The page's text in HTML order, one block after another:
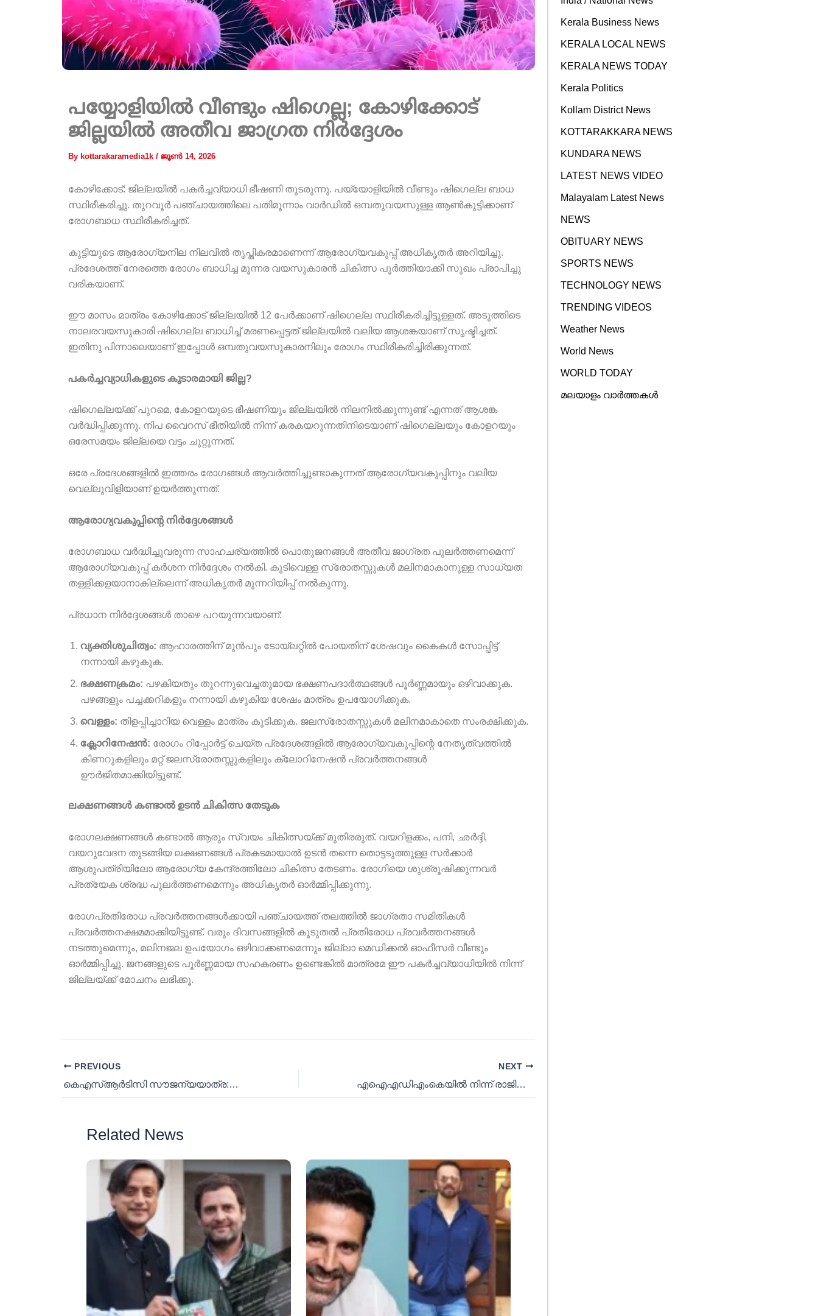
പയ്യോളിയിൽ വീണ്ടും ഷിഗെല്ല; കോഴിക്കോട്
ജില്ലയിൽ അതീവ ജാഗ്രത നിർദ്ദേശം
By kottarakaramedia1k / ജൂൺ 14, 2026
കോഴിക്കോട്: ജില്ലയിൽ പകർച്ചവ്യാധി ഭീഷണി തുടരുന്നു. പയ്യോളിയിൽ വീണ്ടും ഷിഗെല്ല ബാധ
സ്ഥിരീകരിച്ചു. തുറവൂർ പഞ്ചായത്തിലെ പതിമൂന്നാം വാർഡിൽ ഒമ്പതുവയസുള്ള ആൺകുട്ടിക്കാണ്
രോഗബാധ സ്ഥിരീകരിച്ചത്.
കുട്ടിയുടെ ആരോഗ്യനില നിലവിൽ തൃപ്തികരമാണെന്ന് ആരോഗ്യവകുപ്പ് അധികൃതർ അറിയിച്ചു.
പ്രദേശത്ത് നേരത്തെ രോഗം ബാധിച്ച മൂന്നര വയസുകാരൻ ചികിത്സ പൂർത്തിയാക്കി സുഖം പ്രാപിച്ചു
വരികയാണ്.
ഈ മാസം മാത്രം കോഴിക്കോട് ജില്ലയിൽ 12 പേർക്കാണ് ഷിഗെല്ല സ്ഥിരീകരിച്ചിട്ടുള്ളത്. അടുത്തിടെ
നാലരവയസുകാരി ഷിഗെല്ല ബാധിച്ച് മരണപ്പെട്ടത് ജില്ലയിൽ വലിയ ആശങ്കയാണ് സൃഷ്ടിച്ചത്.
ഇതിനു പിന്നാലെയാണ് ഇപ്പോൾ ഒമ്പതുവയസുകാരനിലും രോഗം സ്ഥിരീകരിച്ചിരിക്കുന്നത്.
പകർച്ചവ്യാധികളുടെ കൂടാരമായി ജില്ല?
ഷിഗെല്ലയ്‌ക്ക് പുറമെ, കോളറയുടെ ഭീഷണിയും ജില്ലയിൽ നിലനിൽക്കുന്നുണ്ട് എന്നത് ആശങ്ക
വർദ്ധിപ്പിക്കുന്നു. നിപ വൈറസ് ഭീതിയിൽ നിന്ന് കരകയറുന്നതിനിടെയാണ് ഷിഗെല്ലയും കോളറയും
ഒരേസമയം ജില്ലയെ വട്ടം ചുറ്റുന്നത്.
ഒരേ പ്രദേശങ്ങളിൽ ഇത്തരം രോഗങ്ങൾ ആവർത്തിച്ചുണ്ടാകുന്നത് ആരോഗ്യവകുപ്പിനും വലിയ
വെല്ലുവിളിയാണ് ഉയർത്തുന്നത്.
ആരോഗ്യവകുപ്പിന്റെ നിർദ്ദേശങ്ങൾ
രോഗബാധ വർദ്ധിച്ചുവരുന്ന സാഹചര്യത്തിൽ പൊതുജനങ്ങൾ അതീവ ജാഗ്രത പുലർത്തണമെന്ന്
ആരോഗ്യവകുപ്പ് കർശന നിർദ്ദേശം നൽകി. കുടിവെള്ള സ്രോതസ്സുകൾ മലിനമാകാനുള്ള സാധ്യത
തള്ളിക്കളയാനാകില്ലെന്ന് അധികൃതർ മുന്നറിയിപ്പ് നൽകുന്നു.
പ്രധാന നിർദ്ദേശങ്ങൾ താഴെ പറയുന്നവയാണ്:
വ്യക്തിശുചിത്വം: ആഹാരത്തിന് മുൻപും ടോയ്ലറ്റിൽ പോയതിന് ശേഷവും കൈകൾ സോപ്പിട്ട്
നന്നായി കഴുകുക.
ഭക്ഷണക്രമം: പഴകിയതും തുറന്നുവെച്ചതുമായ ഭക്ഷണപദാർത്ഥങ്ങൾ പൂർണ്ണമായും ഒഴിവാക്കുക.
പഴങ്ങളും പച്ചക്കറികളും നന്നായി കഴുകിയ ശേഷം മാത്രം ഉപയോഗിക്കുക.
വെള്ളം: തിളപ്പിച്ചാറിയ വെള്ളം മാത്രം കുടിക്കുക. ജലസ്രോതസ്സുകൾ മലിനമാകാതെ സംരക്ഷിക്കുക.
ക്ലോറിനേഷൻ: രോഗം റിപ്പോർട്ട് ചെയ്ത പ്രദേശങ്ങളിൽ ആരോഗ്യവകുപ്പിന്റെ നേതൃത്വത്തിൽ
കിണറുകളിലും മറ്റ് ജലസ്രോതസ്സുകളിലും ക്ലോറിനേഷൻ പ്രവർത്തനങ്ങൾ
ഊർജിതമാക്കിയിട്ടുണ്ട്.
ലക്ഷണങ്ങൾ കണ്ടാൽ ഉടൻ ചികിത്സ തേടുക
രോഗലക്ഷണങ്ങൾ കണ്ടാൽ ആരും സ്വയം ചികിത്സയ്ക്ക് മുതിരരുത്. വയറിളക്കം, പനി, ഛർദ്ദി,
വയറുവേദന തുടങ്ങിയ ലക്ഷണങ്ങൾ പ്രകടമായാൽ ഉടൻ തന്നെ തൊട്ടടുത്തുള്ള സർക്കാർ
ആശുപത്രിയിലോ ആരോഗ്യ കേന്ദ്രത്തിലോ ചികിത്സ തേടണം. രോഗിയെ ശുശ്രൂഷിക്കുന്നവർ
പ്രത്യേക ശ്രദ്ധ പുലർത്തണമെന്നും അധികൃതർ ഓർമ്മിപ്പിക്കുന്നു.
രോഗപ്രതിരോധ പ്രവർത്തനങ്ങൾക്കായി പഞ്ചായത്ത് തലത്തിൽ ജാഗ്രതാ സമിതികൾ
പ്രവർത്തനക്ഷമമാക്കിയിട്ടുണ്ട്. വരും ദിവസങ്ങളിൽ കൂടുതൽ പ്രതിരോധ പ്രവർത്തനങ്ങൾ
നടത്തുമെന്നും, മലിനജല ഉപയോഗം ഒഴിവാക്കണമെന്നും ജില്ലാ മെഡിക്കൽ ഓഫീസർ വീണ്ടും
ഓർമ്മിപ്പിച്ചു. ജനങ്ങളുടെ പൂർണ്ണമായ സഹകരണം ഉണ്ടെങ്കിൽ മാത്രമേ ഈ പകർച്ചവ്യാധിയിൽ നിന്ന്
ജില്ലയ്ക്ക് മോചനം ലഭിക്കൂ.
PREVIOUS
കെഎസ്ആർടിസി സൗജന്യയാത്ര: ഉദ്ഘാടനം ബഹിഷ്‌കരിക്കാൻ സിപിഎം തീരുമാനം
NEXT
എഐഎഡിഎംകെയിൽ നിന്ന് രാജിവെച്ച് നടി ഗൗതമി
Related News
Kerala Business News
KERALA LOCAL NEWS
KERALA NEWS TODAY
Kerala Politics
Kollam District News
KOTTARAKKARA NEWS
KUNDARA NEWS
LATEST NEWS VIDEO
Malayalam Latest News
NEWS
OBITUARY NEWS
SPORTS NEWS
TECHNOLOGY NEWS
TRENDING VIDEOS
Weather News
World News
WORLD TODAY
മലയാളം വാർത്തകൾ